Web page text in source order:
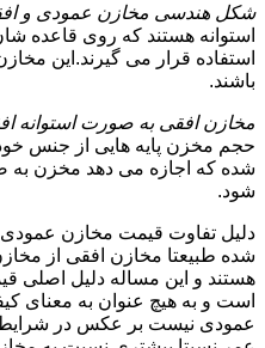
شکل هندسی مخازن عمودی و
استوانه هستند که روی قاعده
استفاده قرار می گیرند.این
باشند.
مخازن افقی به صورت استوانه
حجم مخزن پایه هایی از جنس
شده که اجازه می دهد مخزن به
شود.
دلیل تفاوت قیمت مخازن عمودی
شده طبیعتا مخازن افقی از
هستند و این مساله دلیل اصلی
است و به هیچ عنوان به معنای
عمودی نیست بر عکس در شرایط